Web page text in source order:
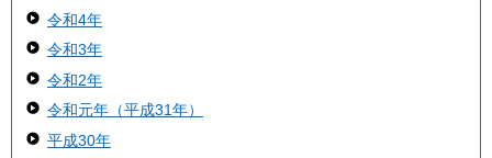
令和4年
令和3年
令和2年
令和元年（平成31年）
平成30年